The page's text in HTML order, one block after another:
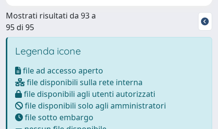
Mostrati risultati da 93 a
95 di 95
Legenda icone
file ad accesso aperto
file disponibili sulla rete interna
file disponibili agli utenti autorizzati
file disponibili solo agli amministratori
file sotto embargo